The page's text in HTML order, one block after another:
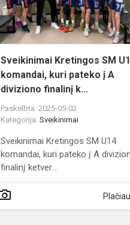
Sveikinimai Kretingos SM
komandai, kuri pateko į A
diviziono finalinį k...
Paskelbta: 2025-05-02
Kategorija: Sveikinimai
Sveikinimai Kretingos SM U14
komandai, kuri pateko į A
finalinį ketver...
Plačiau